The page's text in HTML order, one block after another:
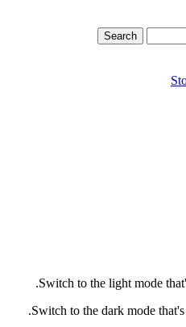
Search
Switch to the light mode
Switch to the dark mode